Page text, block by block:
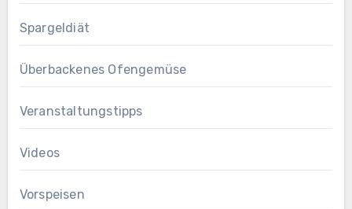
Spargeldiät
Überbackenes Ofengemüse
Veranstaltungstipps
Videos
Vorspeisen